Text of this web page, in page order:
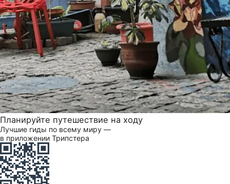
Планируйте путешествие на ходу
Лучшие гиды по всему миру —
в приложении Трипстера